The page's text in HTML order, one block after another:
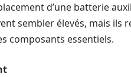
d’une batterie
sembler élevés, mais ils
composants essentiels.